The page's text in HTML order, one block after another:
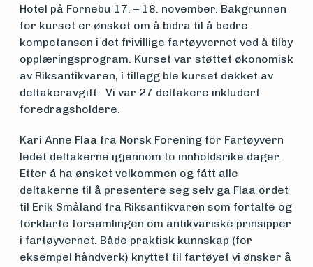
Hotel på Fornebu 17. – 18. november. Bakgrunnen
for kurset er ønsket om å bidra til å bedre
kompetansen i det frivillige fartøyvernet ved å tilby
opplæringsprogram. Kurset var støttet økonomisk
av Riksantikvaren, i tillegg ble kurset dekket av
deltakeravgift. Vi var 27 deltakere inkludert
foredragsholdere.
Kari Anne Flaa fra Norsk Forening for Fartøyvern
ledet deltakerne igjennom to innholdsrike dager.
Etter å ha ønsket velkommen og fått alle
deltakerne til å presentere seg selv ga Flaa ordet
til Erik Småland fra Riksantikvaren som fortalte og
forklarte forsamlingen om antikvariske prinsipper
i fartøyvernet. Både praktisk kunnskap (for
eksempel håndverk) knyttet til fartøyet vi ønsker å